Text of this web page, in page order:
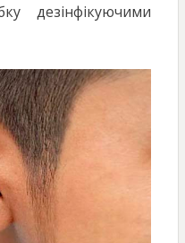
дезінфікуючими